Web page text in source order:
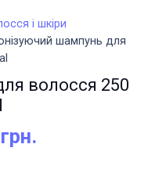
і шкіри
шампунь для
волосся 250
грн.